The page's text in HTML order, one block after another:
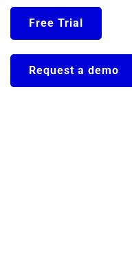
Free Trial
Request a demo